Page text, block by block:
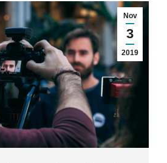
Nov
3
2019